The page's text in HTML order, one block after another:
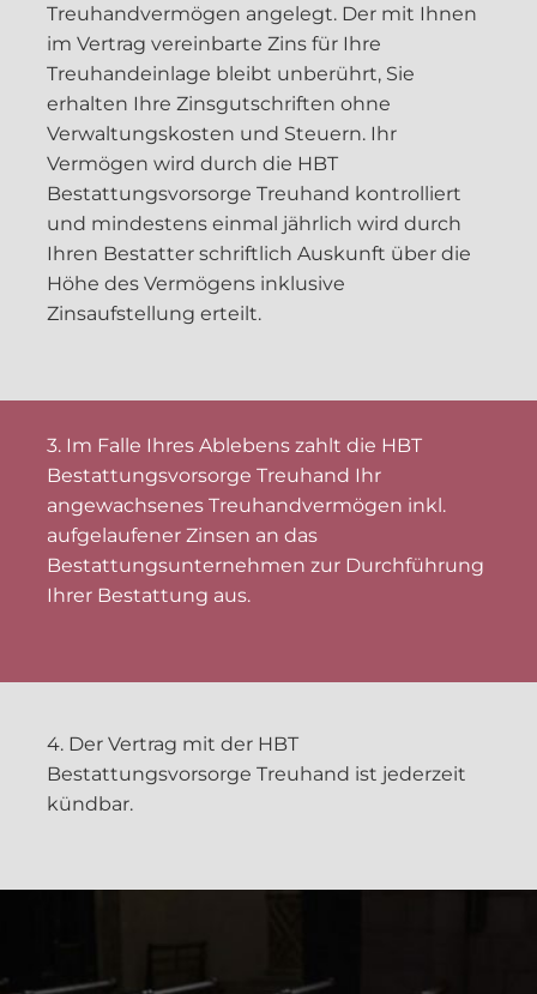
Treuhandvermögen angelegt. Der mit Ihnen
im Vertrag vereinbarte Zins für Ihre
Treuhandeinlage bleibt unberührt, Sie
erhalten Ihre Zinsgutschriften ohne
Verwaltungskosten und Steuern. Ihr
Vermögen wird durch die HBT
Bestattungsvorsorge Treuhand kontrolliert
und mindestens einmal jährlich wird durch
Ihren Bestatter schriftlich Auskunft über die
Höhe des Vermögens inklusive
Zinsaufstellung erteilt.
3. Im Falle Ihres Ablebens zahlt die HBT
Bestattungsvorsorge Treuhand Ihr
angewachsenes Treuhandvermögen inkl.
aufgelaufener Zinsen an das
Bestattungsunternehmen zur Durchführung
Ihrer Bestattung aus.
4. Der Vertrag mit der HBT
Bestattungsvorsorge Treuhand ist jederzeit
kündbar.